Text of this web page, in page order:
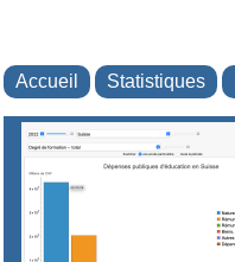
Accueil Statistiques